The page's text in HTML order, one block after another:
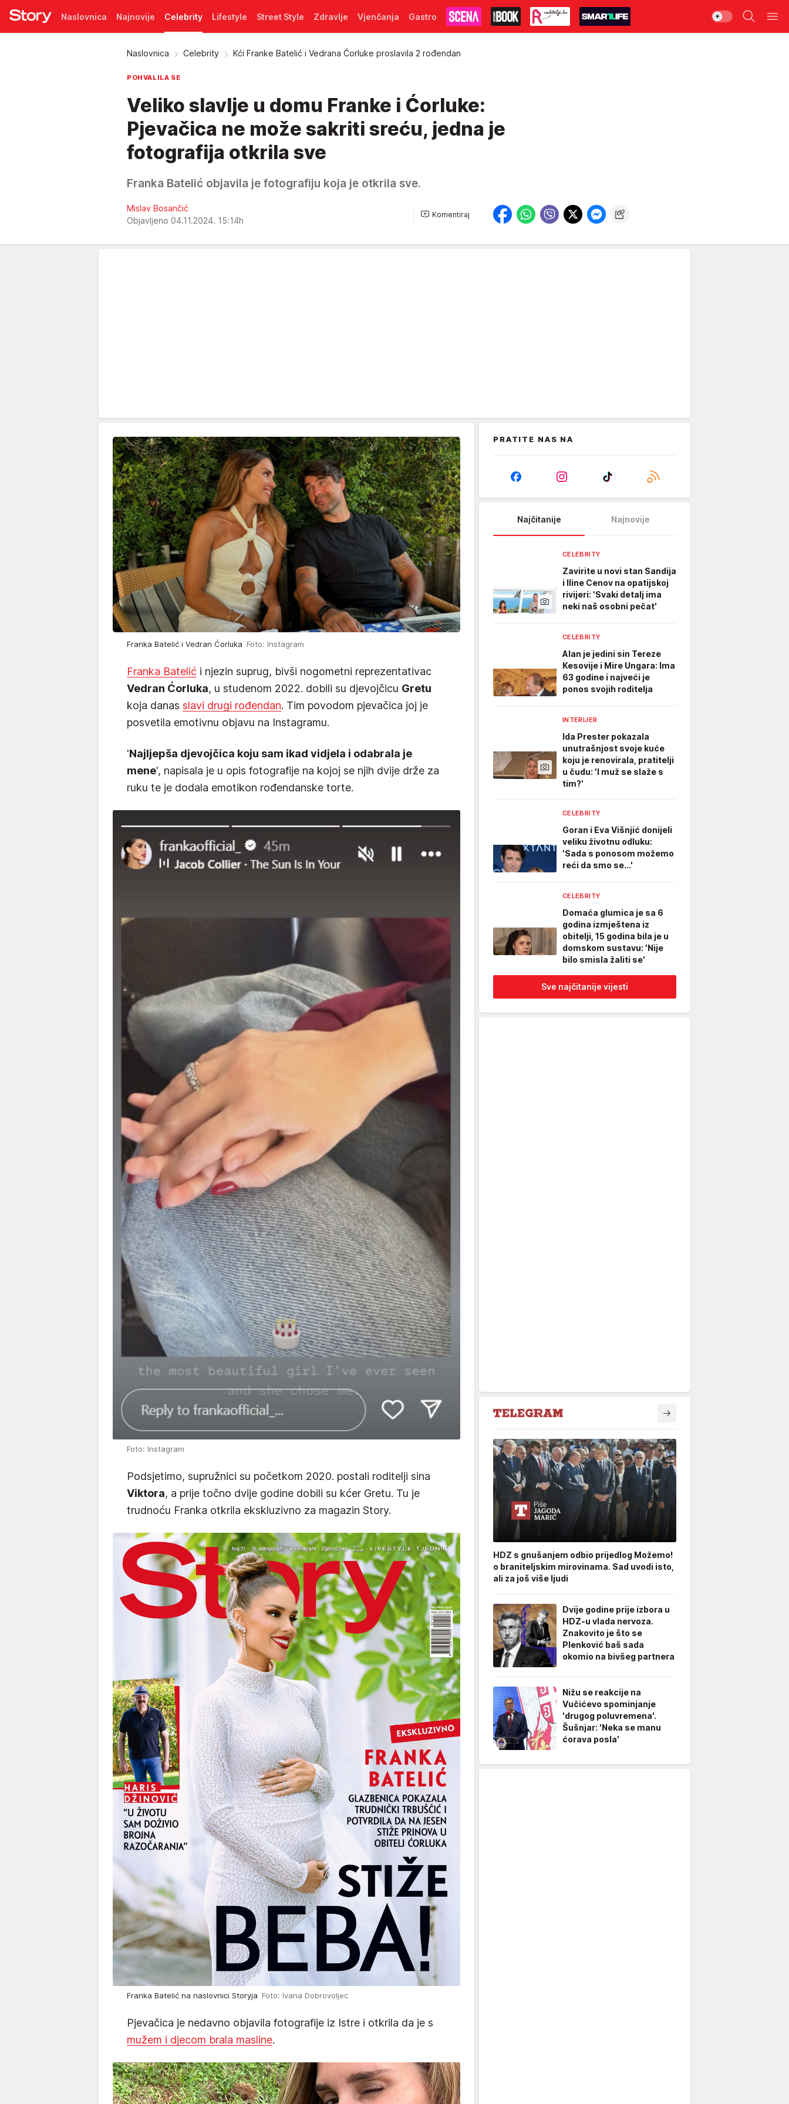
Naslovnica Najnovije Celebrity Lifestyle Street Style Zdravlje Vjenčanja Gastro
Naslovnica Celebrity Kći Franke Batelić i Vedrana Ćorluke proslavila 2 rođendan
POHVALILA SE
Veliko slavlje u domu Franke i Ćorluke:
Pjevačica ne može sakriti sreću, jedna je
fotografija otkrila sve
Franka Batelić objavila je fotografiju koja je otkrila sve.
Mislav Bosančić
Objavljeno 04.11.2024. 15:14h
Komentiraj
Franka Batelić i Vedran Ćorluka Foto: Instagram
Franka Batelić i njezin suprug, bivši nogometni reprezentativac
Vedran Ćorluka, u studenom 2022. dobili su djevojčicu Gretu
koja danas slavi drugi rođendan. Tim povodom pjevačica joj je
posvetila emotivnu objavu na Instagramu.
'Najljepša djevojčica koju sam ikad vidjela i odabrala je
mene', napisala je u opis fotografije na kojoj se njih dvije drže za
ruku te je dodala emotikon rođendanske torte.
Foto: Instagram
Podsjetimo, supružnici su početkom 2020. postali roditelji sina
Viktora, a prije točno dvije godine dobili su kćer Gretu. Tu je
trudnoću Franka otkrila ekskluzivno za magazin Story.
Franka Batelić na naslovnici Storyja Foto: Ivana Dobrovoljec
Pjevačica je nedavno objavila fotografije iz Istre i otkrila da je s
mužem i djecom brala masline.
PRATITE NAS NA
Najčitanije Najnovije
CELEBRITY
Zavirite u novi stan Sandija
i Iline Cenov na opatijskoj
rivijeri: 'Svaki detalj ima
neki naš osobni pečat'
CELEBRITY
Alan je jedini sin Tereze
Kesovije i Mire Ungara: Ima
63 godine i najveći je
ponos svojih roditelja
INTERIJER
Ida Prester pokazala
unutrašnjost svoje kuće
koju je renovirala, pratitelji
u čudu: 'I muž se slaže s
tim?'
CELEBRITY
Goran i Eva Višnjić donijeli
veliku životnu odluku:
'Sada s ponosom možemo
reći da smo se...'
CELEBRITY
Domaća glumica je sa 6
godina izmještena iz
obitelji, 15 godina bila je u
domskom sustavu: 'Nije
bilo smisla žaliti se'
Sve najčitanije vijesti
HDZ s gnušanjem odbio prijedlog Možemo!
o braniteljskim mirovinama. Sad uvodi isto,
ali za još više ljudi
Dvije godine prije izbora u
HDZ-u vlada nervoza.
Znakovito je što se
Plenković baš sada
okomio na bivšeg partnera
Nižu se reakcije na
Vučićevo spominjanje
'drugog poluvremena'.
Šušnjar: 'Neka se manu
ćorava posla'